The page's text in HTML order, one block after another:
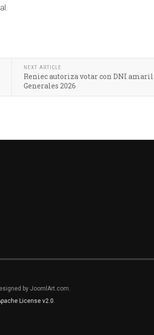
NEXT ARTICLE
Reniec autoriza votar con DNI
Generales 2026
by JoomlArt.com.
License v2.0.